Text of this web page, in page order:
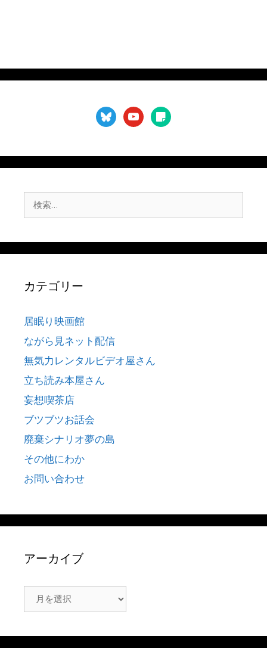
blueskyyoutubesticky-
note
索:
カテゴリー
居眠り映画館
ながら見ネット配信
無気力レンタルビデオ屋さん
立ち読み本屋さん
妄想喫茶店
ブツブツお話会
廃棄シナリオ夢の島
その他にわか
お問い合わせ
アーカイブ
ー